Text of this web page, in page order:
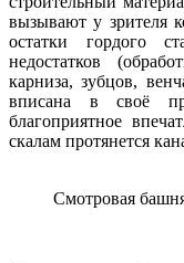
вызывают у зрителя
остатки гордого
недостатков
карниза, зубцов,
вписана в своё
благоприятное
скалам протянется
Смотровая